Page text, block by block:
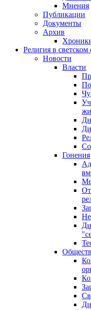
Мнения
Публикации
Документы
Архив
Религия в светском
Новости
Власти
Гонения